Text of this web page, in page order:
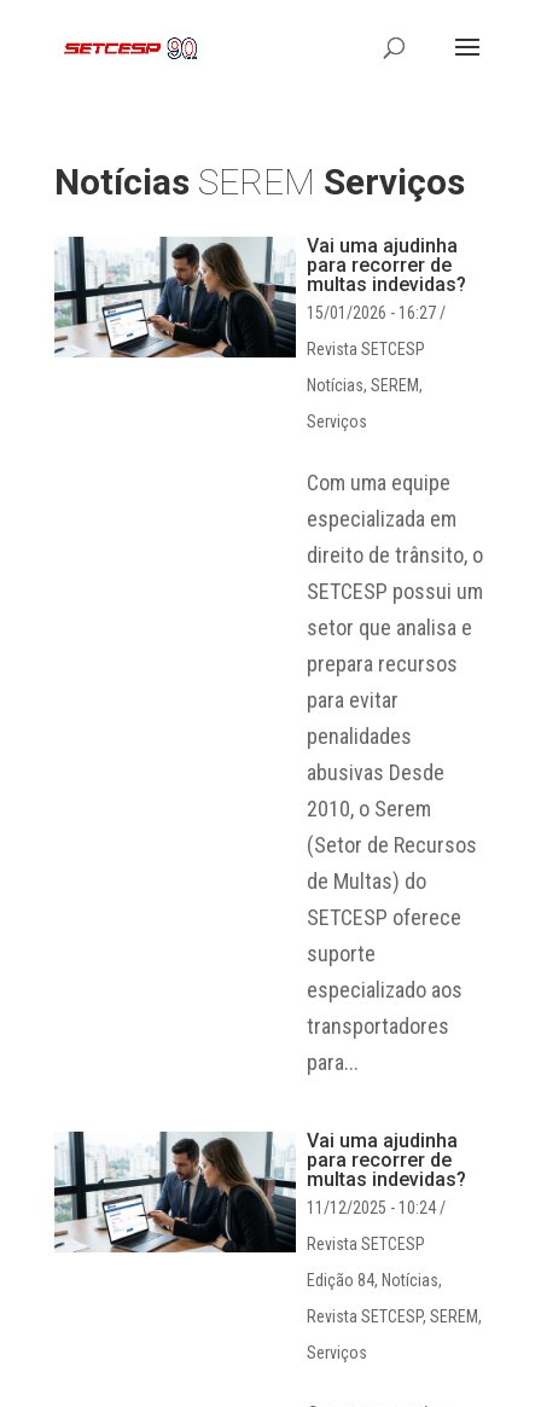
Notícias SEREM Serviços
Vai uma ajudinha
para recorrer de
multas indevidas?
15/01/2026 - 16:27/
Revista SETCESP
Notícias, SEREM,
Serviços
Com uma equipe
especializada em
direito de trânsito, o
SETCESP possui um
setor que analisa e
prepara recursos
para evitar
penalidades
abusivas Desde
2010, o Serem
(Setor de Recursos
de Multas) do
SETCESP oferece
suporte
especializado aos
transportadores
para...
Vai uma ajudinha
para recorrer de
multas indevidas?
11/12/2025 - 10:24/
Revista SETCESP
Edição 84, Notícias,
Revista SETCESP, SEREM,
Serviços